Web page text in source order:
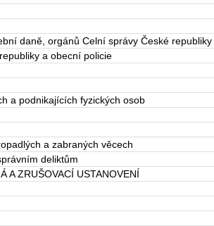
daně, orgánů Celní správy České
a obecní policie
a podnikajících fyzických osob
a zabraných věcech
deliktům
A ZRUŠOVACÍ USTANOVENÍ